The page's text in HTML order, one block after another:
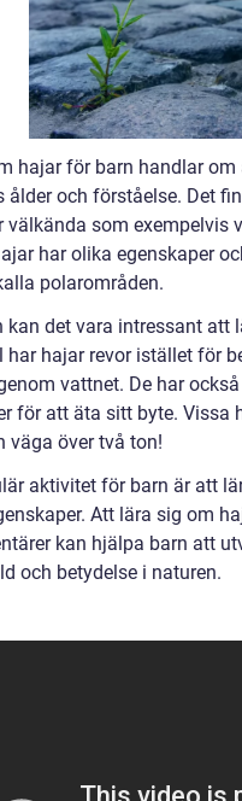
hajar för barn handlar
ålder och förståelse. Det
välkända som exempelvis
har olika egenskaper
polarområden.
kan det vara intressant att
har hajar revor istället för
vattnet. De har
för att äta sitt byte. Vissa
väga över två ton!
aktivitet för barn är att
Att lära sig om
kan hjälpa barn att
och betydelse i naturen.